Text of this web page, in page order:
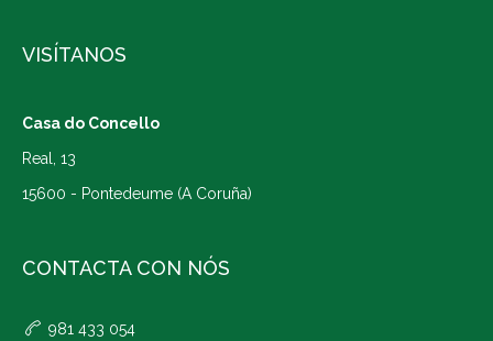
VISÍTANOS
Casa do Concello
Real, 13
15600 - Pontedeume (A Coruña)
CONTACTA CON NÓS
981 433 054